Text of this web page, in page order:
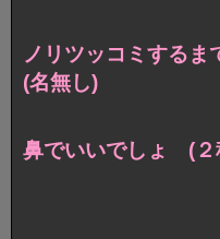
ノリツッコミする
(名無し)
鼻でいいでしょ (２